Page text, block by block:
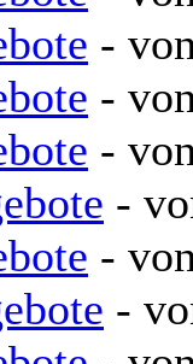
-
-
-
-
-
-